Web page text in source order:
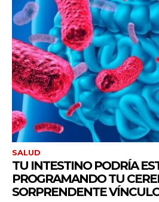
SALUD
TU INTESTINO PODRÍA
PROGRAMANDO TU
SORPRENDENTE